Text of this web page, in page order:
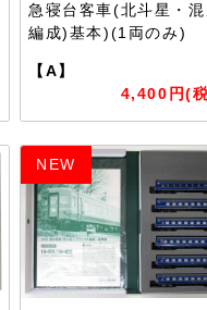
急寝台客車(北斗星・混
編成)基本)(1両のみ)
【A】
4,400円(
NEW